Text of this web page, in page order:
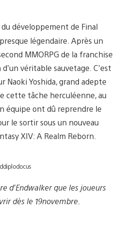
développement de Final
légendaire. Après un
MMORPG de la franchise
véritable sauvetage. C’est
Naoki Yoshida, grand adepte
cette tâche herculéenne, au
équipe ont dû reprendre le
le sortir sous un nouveau
XIV: A Realm Reborn.
d’Endwalker que les joueurs
dès le 19novembre.